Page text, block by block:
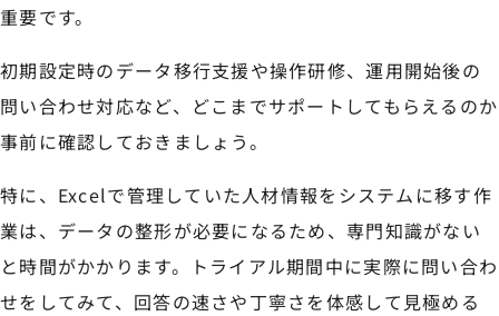
重要です。
初期設定時のデータ移行支援や操作研修、運用開始後の
問い合わせ対応など、どこまでサポートしてもらえるのか
事前に確認しておきましょう。
特に、Excelで管理していた人材情報をシステムに移す作
業は、データの整形が必要になるため、専門知識がない
と時間がかかります。トライアル期間中に実際に問い合わ
せをしてみて、回答の速さや丁寧さを体感して見極める